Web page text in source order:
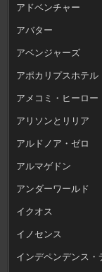
アドベンチャー
アバター
アベンジャーズ
アポカリプスホテル
アメコミ・ヒーロー
アリソンとリリア
アルドノア・ゼロ
アルマゲドン
アンダーワールド
イクオス
イノセンス
インデペンデンス・